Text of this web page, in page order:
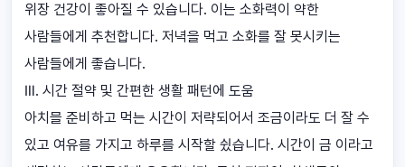
위장 건강이 좋아질 수 있습니다. 이는 소화력이 약한
사람들에게 추천합니다. 저녁을 먹고 소화를 잘 못시키는
사람들에게 좋습니다.
Ⅲ. 시간 절약 및 간편한 생활 패턴에 도움
아치믈 준비하고 먹는 시간이 저략되어서 조금이라도 더 잘 수
있고 여유를 가지고 하루를 시작할 슀습니다. 시간이 금 이라고